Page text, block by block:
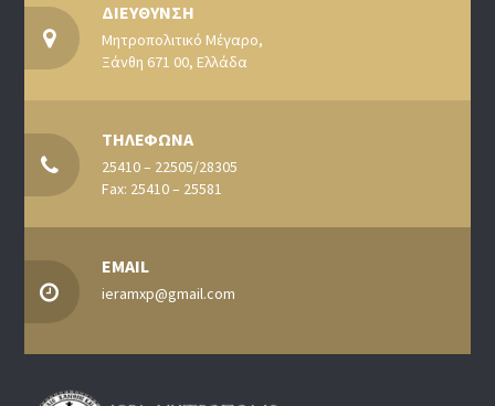
ΔΙΕΥΘΥΝΣΗ
Μητροπολιτικό Μέγαρο,
Ξάνθη 671 00, Ελλάδα
ΤΗΛΕΦΩΝΑ
25410 – 22505/28305
Fax: 25410 – 25581
EMAIL
ieramxp@gmail.com